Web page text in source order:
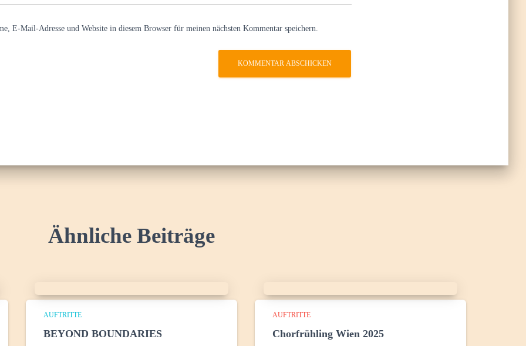
E-Mail-Adresse und Website in diesem Browser für meinen nächsten Kommentar speichern.
Ähnliche Beiträge
AUFTRITTE
BEYOND BOUNDARIES
AUFTRITTE
Chorfrühling Wien 2025